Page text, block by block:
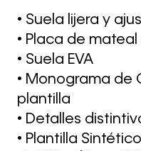
• Suela lijera y
• Placa de
• Suela EVA
• Monograma de
plantilla
• Detalles
• Plantilla